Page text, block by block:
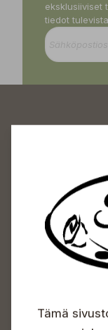
eksklusiiviset
tiedot
Sundin
Avoinna
Arkisin 09-18
Lauantaisin 09-16
Sunnuntaisin
Tämä